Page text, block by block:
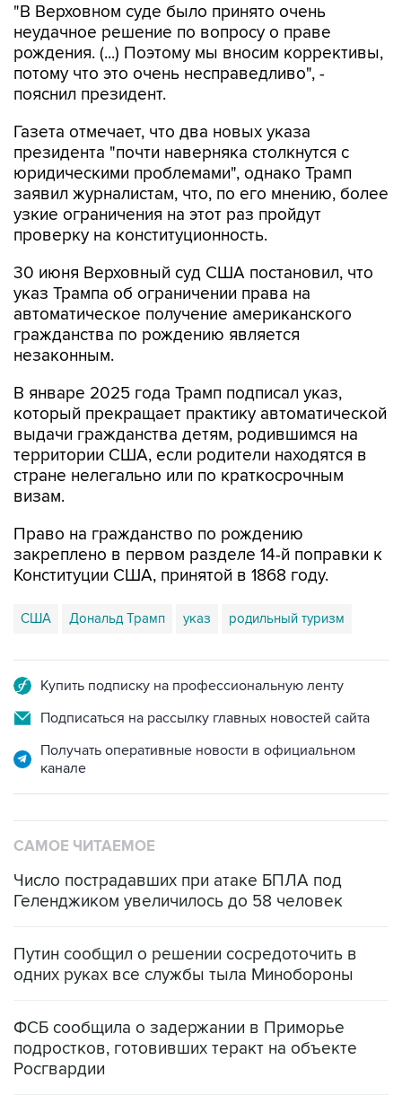
"В Верховном суде было принято очень
неудачное решение по вопросу о праве
рождения. (...) Поэтому мы вносим коррективы,
потому что это очень несправедливо", -
пояснил президент.
Газета отмечает, что два новых указа
президента "почти наверняка столкнутся с
юридическими проблемами", однако Трамп
заявил журналистам, что, по его мнению, более
узкие ограничения на этот раз пройдут
проверку на конституционность.
30 июня Верховный суд США постановил, что
указ Трампа об ограничении права на
автоматическое получение американского
гражданства по рождению является
незаконным.
В январе 2025 года Трамп подписал указ,
который прекращает практику автоматической
выдачи гражданства детям, родившимся на
территории США, если родители находятся в
стране нелегально или по краткосрочным
визам.
Право на гражданство по рождению
закреплено в первом разделе 14-й поправки к
Конституции США, принятой в 1868 году.
США Дональд Трамп указ родильный туризм
Купить подписку на профессиональную ленту
Подписаться на рассылку главных новостей сайта
Получать оперативные новости в официальном
канале
САМОЕ ЧИТАЕМОЕ
Число пострадавших при атаке БПЛА под
Геленджиком увеличилось до 58 человек
Путин сообщил о решении сосредоточить в
одних руках все службы тыла Минобороны
ФСБ сообщила о задержании в Приморье
подростков, готовивших теракт на объекте
Росгвардии